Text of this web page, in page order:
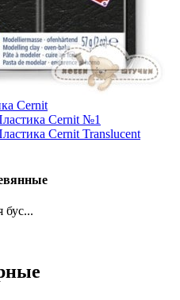
Cernit
Cernit №1
Cernit Translucent
бус...